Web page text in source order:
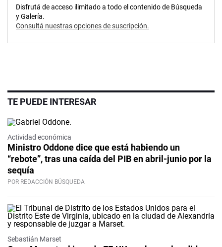
Disfrutá de acceso ilimitado a todo el contenido de Búsqueda
y Galería.
Consultá nuestras opciones de suscripción.
TE PUEDE INTERESAR
Actividad económica
Ministro Oddone dice que está habiendo un
“rebote”, tras una caída del PIB en abril-junio por la
sequía
POR REDACCIÓN BÚSQUEDA
Sebastián Marset